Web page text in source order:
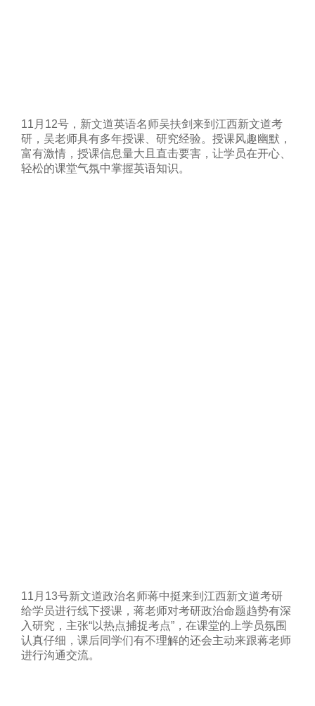
11月12号，新文道英语名师吴扶剑来到江西新文道考
研，吴老师具有多年授课、研究经验。授课风趣幽默，
富有激情，授课信息量大且直击要害，让学员在开心、
轻松的课堂气氛中掌握英语知识。
11月13号新文道政治名师蒋中挺来到江西新文道考研
给学员进行线下授课，蒋老师对考研政治命题趋势有深
入研究，主张“以热点捕捉考点”，在课堂的上学员氛围
认真仔细，课后同学们有不理解的还会主动来跟蒋老师
进行沟通交流。